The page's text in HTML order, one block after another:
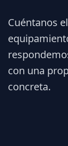
Cuéntanos
con una
concreta.